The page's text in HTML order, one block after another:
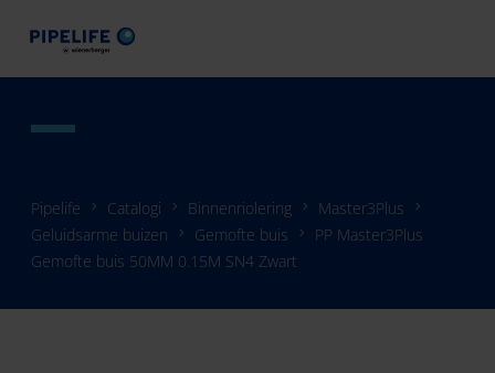
Pipelife Catalogi Binnenriolering
Master3Plus
Geluidsarme buizen
Gemofte buis
PP Master3Plus
Gemofte buis 50MM 0.15M SN4 Zwart